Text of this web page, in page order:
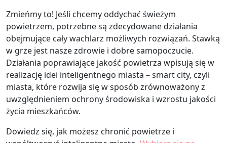
Zmieńmy to! Jeśli chcemy oddychać świeżym
powietrzem, potrzebne są zdecydowane działania
obejmujące cały wachlarz możliwych rozwiązań. Stawką
w grze jest nasze zdrowie i dobre samopoczucie.
Działania poprawiające jakość powietrza wpisują się w
realizację idei inteligentnego miasta – smart city, czyli
miasta, które rozwija się w sposób zrównoważony z
uwzględnieniem ochrony środowiska i wzrostu jakości
życia mieszkańców.
Dowiedz się, jak możesz chronić powietrze i